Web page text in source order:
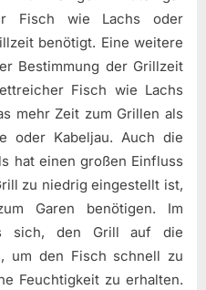
Fisch wie Lachs oder
benötigt. Eine weitere
Bestimmung der Grillzeit
Fisch wie Lachs
mehr Zeit zum Grillen als
oder Kabeljau. Auch die
hat einen großen Einfluss
zu niedrig eingestellt ist,
Garen benötigen. Im
sich, den Grill auf die
um den Fisch schnell zu
Feuchtigkeit zu erhalten.